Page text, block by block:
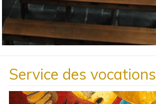
Service des vocations